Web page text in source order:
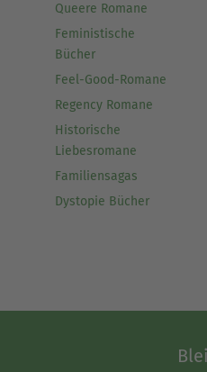
Queere Romane
Feministische
Bücher
Feel-Good-Romane
Regency Romane
Historische
Liebesromane
Familiensagas
Dystopie Bücher